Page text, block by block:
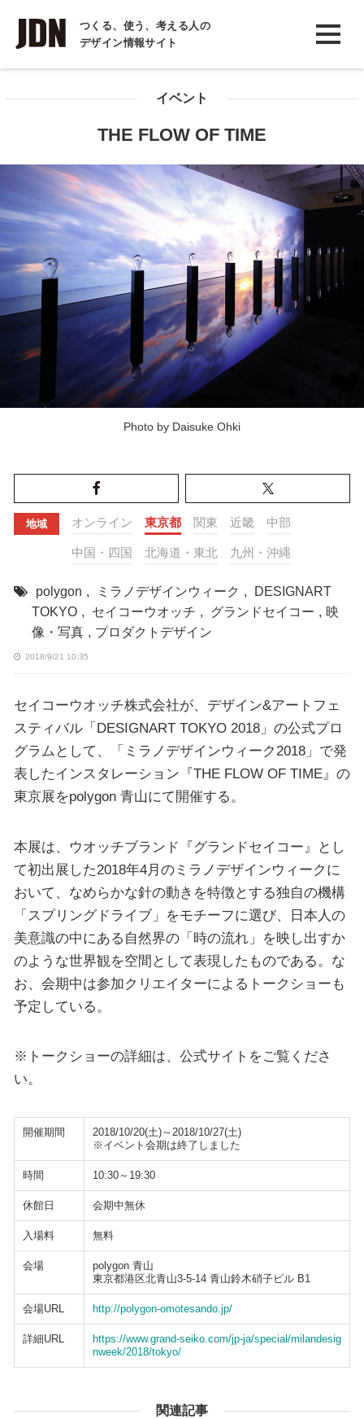
つくる、使う、考える人の
デザイン情報サイト
INTERVIEW
インタビュー
コラム
イベント
THE FLOW OF TIME
Photo by Daisuke Ohki
地域 オンライン 東京都 関東 近畿 中部
中国・四国 北海道・東北 九州・沖縄
polygon , ミラノデザインウィーク ,
DESIGNART
TOKYO , セイコーウオッチ , グランドセイコー , 映
像・写真 , プロダクトデザイン
2018/9/21 10:35
セイコーウオッチ株式会社が、デザイン&アートフェ
スティバル「DESIGNART TOKYO 2018」の公式プロ
グラムとして、「ミラノデザインウィーク2018」で発
表したインスタレーション『THE FLOW OF TIME』の
東京展をpolygon 青山にて開催する。
本展は、ウオッチブランド『グランドセイコー』とし
て初出展した2018年4月のミラノデザインウィークに
おいて、なめらかな針の動きを特徴とする独自の機構
「スプリングドライブ」をモチーフに選び、日本人の
美意識の中にある自然界の「時の流れ」を映し出すか
のような世界観を空間として表現したものである。な
お、会期中は参加クリエイターによるトークショーも
予定している。
※トークショーの詳細は、公式サイトをご覧くださ
い。
開催期間
2018/10/20(土)～2018/10/27(土)
※イベント会期は終了しました
時間 10:30～19:30
休館日 会期中無休
入場料 無料
会場
polygon 青山
東京都港区北青山3-5-14 青山鈴木硝子ビル B1
会場URL http://polygon-omotesando.jp/
詳細URL
https://www.grand-seiko.com/jp-ja/special/milandesig
nweek/2018/tokyo/
関連記事